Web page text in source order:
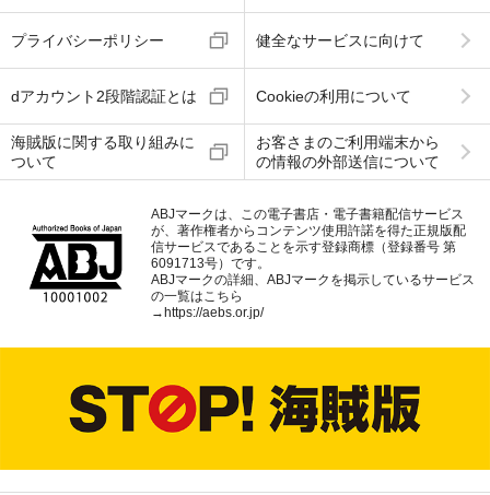
プライバシーポリシー 健全なサービスに向けて
dアカウント2段階認証とは Cookieの利用について
海賊版に関する取り組みに
ついて
お客さまのご利用端末から
の情報の外部送信について
ABJマークは、この電子書店・電子書籍配信サービス
が、著作権者からコンテンツ使用許諾を得た正規版配
信サービスであることを示す登録商標（登録番号 第
6091713号）です。
ABJマークの詳細、ABJマークを掲示しているサービス
の一覧はこちら
→ https://aebs.or.jp/